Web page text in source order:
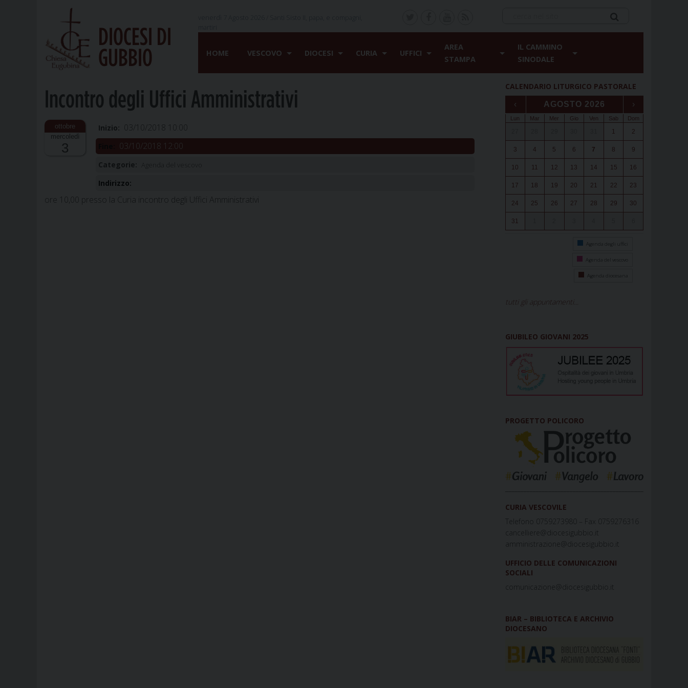
DIOCESI DI
GUBBIO
HOME VESCOVO DIOCESI CURIA UFFICI
AREA
STAMPA
IL CAMMINO
SINODALE
Incontro degli Uffici Amministrativi
mercoledì
3
Inizio: 03/10/2018 10:00
03/10/2018 12:00
Categorie:
Indirizzo:
ore 10,00 presso la Curia incontro degli Uffici Amministrativi
CALENDARIO LITURGICO PASTORALE
‹ AGOSTO 2026 ›
Lun Mar Mer Gio Ven Sab Dom
1 2
3 4 5 6 7 8 9
10 11 12 13 14 15 16
17 18 19 20 21 22 23
24 25 26 27 28 29 30
31
Agenda degli uffici
Agenda del vescovo
Agenda diocesana
tutti gli appuntamenti...
GIUBILEO GIOVANI 2025
PROGETTO POLICORO
CURIA VESCOVILE
Telefono 0759273980 – Fax 0759276316
cancelliere@diocesigubbio.it
amministrazione@diocesigubbio.it
UFFICIO DELLE COMUNICAZIONI
SOCIALI
comunicazione@diocesigubbio.it
BIAR – BIBLIOTECA E ARCHIVIO
DIOCESANO